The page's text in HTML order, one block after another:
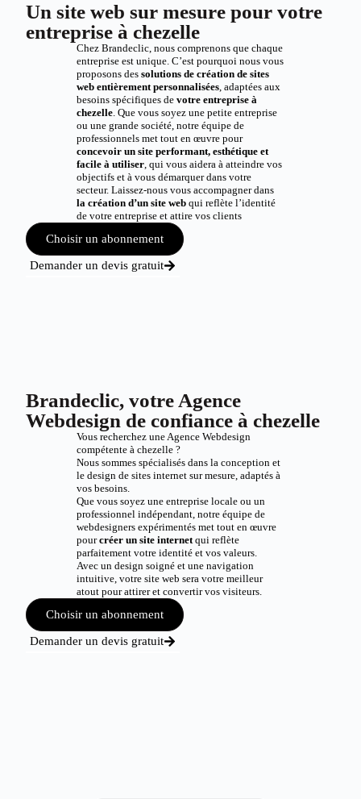
Un site web sur mesure pour votre
entreprise à chezelle
Chez Brandeclic, nous comprenons que chaque
entreprise est unique. C’est pourquoi nous vous
proposons des solutions de création de sites
web entièrement personnalisées, adaptées aux
besoins spécifiques de votre entreprise à
chezelle. Que vous soyez une petite entreprise
ou une grande société, notre équipe de
professionnels met tout en œuvre pour
concevoir un site performant, esthétique et
facile à utiliser, qui vous aidera à atteindre vos
objectifs et à vous démarquer dans votre
secteur. Laissez-nous vous accompagner dans
la création d’un site webqui reflète l’identité
de votre entreprise et attire vos clients
Choisir un abonnement
Demander un devis gratuit
Brandeclic, votre Agence
Webdesign de confiance à chezelle
Vous recherchez une Agence Webdesign
compétente à chezelle ?
Nous sommes spécialisés dans la conception et
le design de sites internet sur mesure, adaptés à
vos besoins.
Que vous soyez une entreprise locale ou un
professionnel indépendant, notre équipe de
webdesigners expérimentés met tout en œuvre
pourcréer un site internetqui reflète
parfaitement votre identité et vos valeurs.
Avec un design soigné et une navigation
intuitive, votre site web sera votre meilleur
atout pour attirer et convertir vos visiteurs.
Choisir un abonnement
Demander un devis gratuit